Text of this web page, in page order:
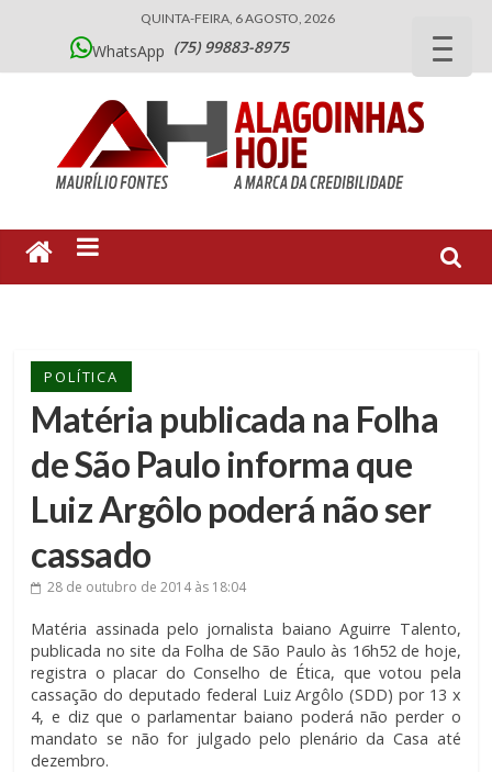
QUINTA-FEIRA, 6 AGOSTO, 2026
WhatsApp (75) 99883-8975
POLÍTICA
Matéria publicada na Folha
de São Paulo informa que
Luiz Argôlo poderá não ser
cassado
28 de outubro de 2014às 18:04
Matéria assinada pelo jornalista baiano Aguirre Talento,
publicada no site da Folha de São Paulo às 16h52 de hoje,
registra o placar do Conselho de Ética, que votou pela
cassação do deputado federal Luiz Argôlo (SDD) por 13 x
4, e diz que o parlamentar baiano poderá não perder o
mandato se não for julgado pelo plenário da Casa até
dezembro.